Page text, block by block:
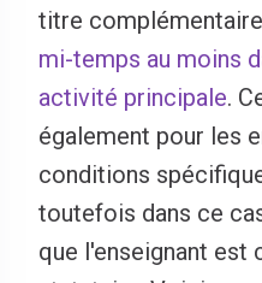
titre
mi-temps au moins
activité principale.
également pour les
conditions
toutefois dans ce
que l'enseignant est